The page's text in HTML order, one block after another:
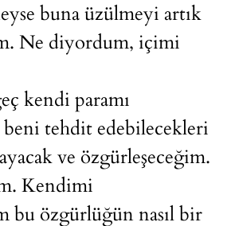
buna üzülmeyi artık
Ne diyordum, içimi
kendi paramı
beni tehdit edebilecekleri
ve özgürleşeceğim.
Kendimi
bu özgürlüğün nasıl bir